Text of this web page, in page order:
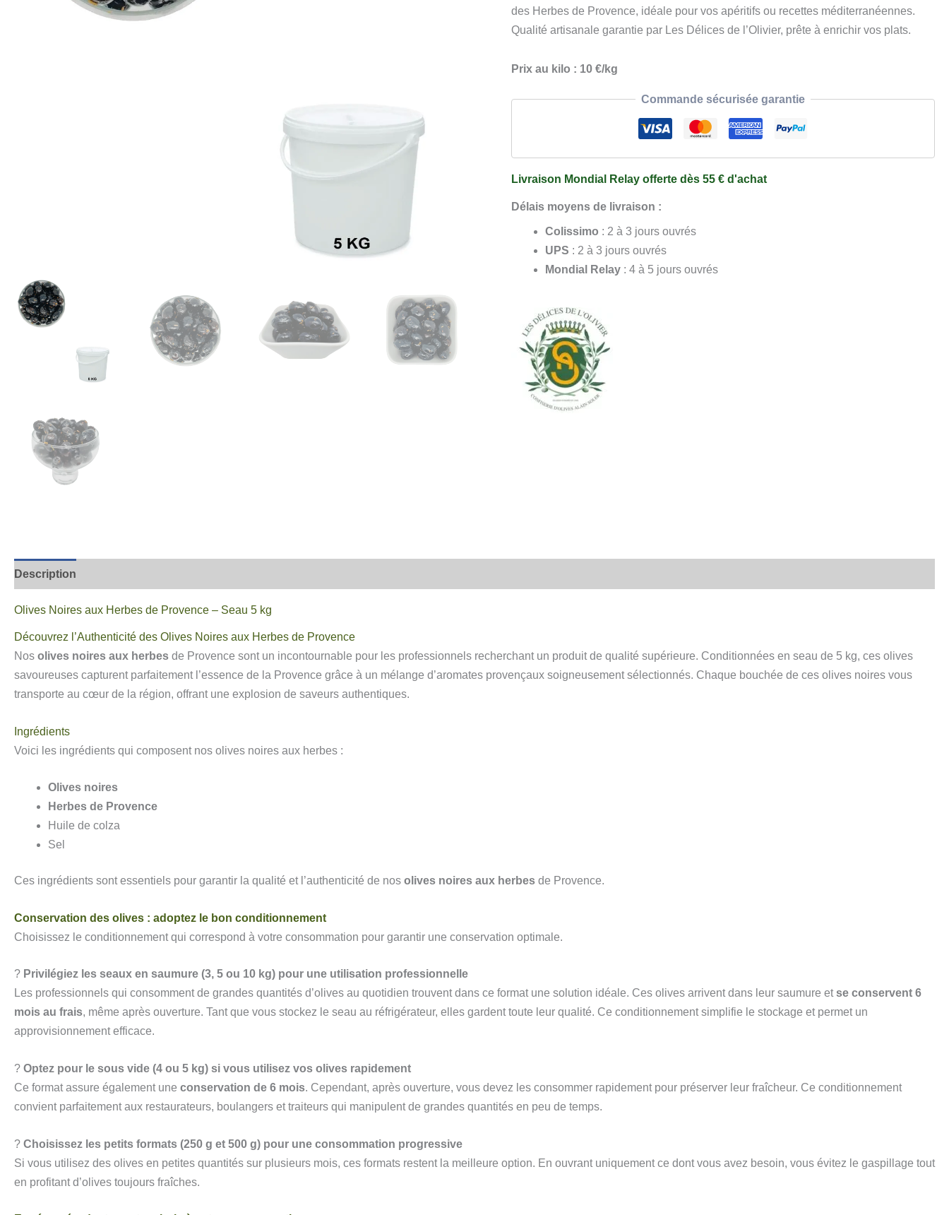
Noires
Aux
Seau
5
des Herbes de Provence, idéale pour vos apéritifs ou recettes méditerranéennes.
Qualité artisanale garantie par Les Délices de l’Olivier, prête à enrichir vos plats.
Prix au kilo : 10 €/kg
Commande sécurisée garantie
Livraison Mondial Relay offerte dès 55 € d'achat
Délais moyens de livraison :
Colissimo : 2 à 3 jours ouvrés
UPS : 2 à 3 jours ouvrés
Mondial Relay : 4 à 5 jours ouvrés
Description
Olives Noires aux Herbes de Provence – Seau 5 kg
Découvrez l’Authenticité des Olives Noires aux Herbes de Provence
Nos olives noires aux herbes de Provence sont un incontournable pour les professionnels recherchant un produit de qualité supérieure. Conditionnées en seau de 5 kg, ces olives
savoureuses capturent parfaitement l’essence de la Provence grâce à un mélange d’aromates provençaux soigneusement sélectionnés. Chaque bouchée de ces olives noires vous
transporte au cœur de la région, offrant une explosion de saveurs authentiques.
Ingrédients
Voici les ingrédients qui composent nos olives noires aux herbes :
Olives noires
Herbes de Provence
Huile de colza
Sel
Ces ingrédients sont essentiels pour garantir la qualité et l’authenticité de nos olives noires aux herbes de Provence.
Conservation des olives : adoptez le bon conditionnement
Choisissez le conditionnement qui correspond à votre consommation pour garantir une conservation optimale.
? Privilégiez les seaux en saumure (3, 5 ou 10 kg) pour une utilisation professionnelle
Les professionnels qui consomment de grandes quantités d’olives au quotidien trouvent dans ce format une solution idéale. Ces olives arrivent dans leur saumure etse conservent 6
mois au frais, même après ouverture. Tant que vous stockez le seau au réfrigérateur, elles gardent toute leur qualité. Ce conditionnement simplifie le stockage et permet un
approvisionnement efficace.
? Optez pour le sous vide (4 ou 5 kg) si vous utilisez vos olives rapidement
Ce format assure également une conservation de 6 mois. Cependant, après ouverture, vous devez les consommer rapidement pour préserver leur fraîcheur. Ce conditionnement
convient parfaitement aux restaurateurs, boulangers et traiteurs qui manipulent de grandes quantités en peu de temps.
? Choisissez les petits formats (250 g et 500 g) pour une consommation progressive
Si vous utilisez des olives en petites quantités sur plusieurs mois, ces formats restent la meilleure option. En ouvrant uniquement ce dont vous avez besoin, vous évitez le gaspillage tout
en profitant d’olives toujours fraîches.